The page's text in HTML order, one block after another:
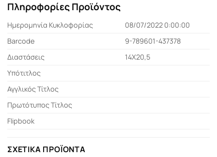
Πληροφορίες Προϊόντος
Ημερομηνία Κυκλοφορίας
08/07/2022 0:00:00
Barcode
9-789601-437378
Διαστάσεις
14X20,5
Υπότιτλος
Αγγλικός Τίτλος
Πρωτότυπος Τίτλος
Flipbook
ΣΧΕΤΙΚΆ ΠΡΟΪΌΝΤΑ